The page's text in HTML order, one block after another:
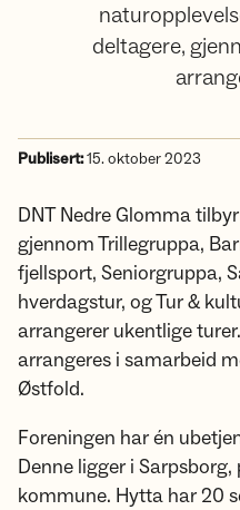
deltagere,
Publisert:15. oktober 2023
DNT Nedre Glomma
gjennom Trillegruppa,
fjellsport, Seniorgruppa,
hverdagstur, og Tur &
arrangerer ukentlige
arrangeres i samarbeid
Østfold.
Foreningen har én
Denne ligger i
kommune. Hytta har 20